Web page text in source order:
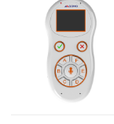
动模式、发起互
整个过程不超过
美融入正常教学
免打断课堂连贯